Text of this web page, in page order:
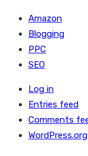
Amazon
Blogging
PPC
SEO
Log in
Entries feed
Comments
WordPress.org